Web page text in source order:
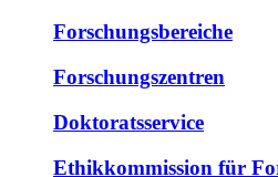
Forschungsbereiche
Forschungszentren
Doktoratsservice
Ethikkommission für